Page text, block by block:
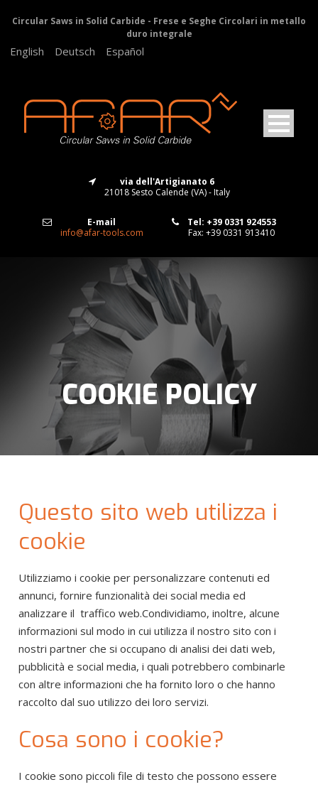
Circular Saws in Solid Carbide - Frese e Seghe Circolari in metallo
duro integrale
English Deutsch Español
via dell'Artigianato 6
21018 Sesto Calende (VA) - Italy
E-mail
info@afar-tools.com
Tel: +39 0331 924553
Fax: +39 0331 913410
COOKIE POLICY
Questo sito web utilizza i
cookie
Utilizziamo i cookie per personalizzare contenuti ed
annunci, fornire funzionalità dei social media ed
analizzare il traffico web.Condividiamo, inoltre, alcune
informazioni sul modo in cui utilizza il nostro sito con i
nostri partner che si occupano di analisi dei dati web,
pubblicità e social media, i quali potrebbero combinarle
con altre informazioni che ha fornito loro o che hanno
raccolto dal suo utilizzo dei loro servizi.
Cosa sono i cookie?
I cookie sono piccoli file di testo che possono essere